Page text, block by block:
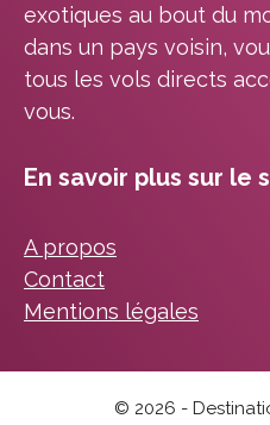
exotiques au bout du
dans un pays voisin,
tous les vols directs
vous.
En savoir plus sur le
A propos
Contact
Mentions légales
© 2026 -